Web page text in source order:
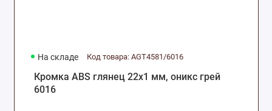
На складе Код товара: AGT4581/6016
Кромка ABS глянец 22х1 мм, оникс грей
6016